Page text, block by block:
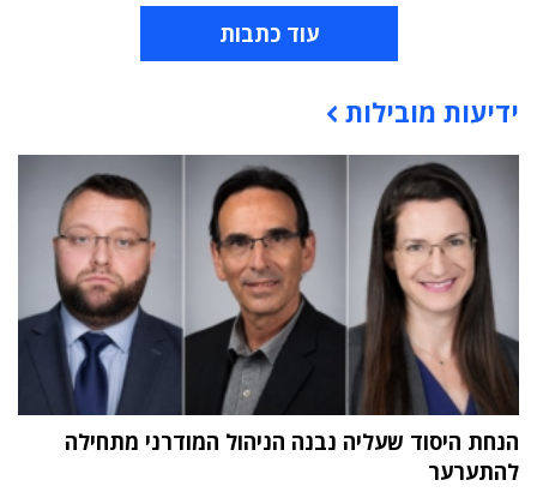
עוד כתבות
תוכן פרסומי
ידיעות מובילות
הנחת היסוד שעליה נבנה הניהול המודרני מתחילה
להתערער